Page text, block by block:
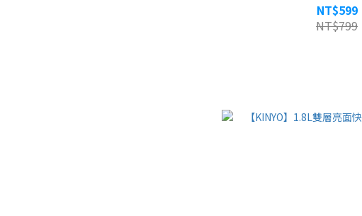
NT$599
NT$799